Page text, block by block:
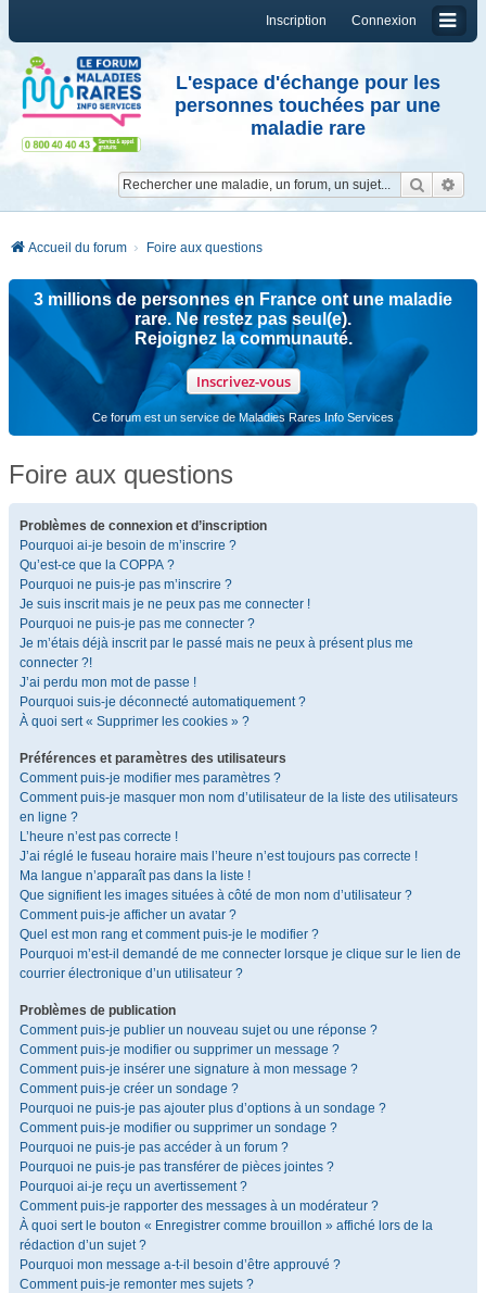
Connexion
Inscription
L'espace d'échange pour les
personnes touchées par une
maladie rare
Accueil du forum Foire aux questions
3 millions de personnes en France ont une maladie
rare. Ne restez pas seul(e).
Rejoignez la communauté.
Inscrivez-vous
Ce forum est un service de Maladies Rares Info Services
Foire aux questions
Problèmes de connexion et d’inscription
Pourquoi ai-je besoin de m’inscrire ?
Qu’est-ce que la COPPA ?
Pourquoi ne puis-je pas m’inscrire ?
Je suis inscrit mais je ne peux pas me connecter !
Pourquoi ne puis-je pas me connecter ?
Je m’étais déjà inscrit par le passé mais ne peux à présent plus me
connecter ?!
J’ai perdu mon mot de passe !
Pourquoi suis-je déconnecté automatiquement ?
À quoi sert « Supprimer les cookies » ?
Préférences et paramètres des utilisateurs
Comment puis-je modifier mes paramètres ?
Comment puis-je masquer mon nom d’utilisateur de la liste des utilisateurs
en ligne ?
L’heure n’est pas correcte !
J’ai réglé le fuseau horaire mais l’heure n’est toujours pas correcte !
Ma langue n’apparaît pas dans la liste !
Que signifient les images situées à côté de mon nom d’utilisateur ?
Comment puis-je afficher un avatar ?
Quel est mon rang et comment puis-je le modifier ?
Pourquoi m’est-il demandé de me connecter lorsque je clique sur le lien de
courrier électronique d’un utilisateur ?
Problèmes de publication
Comment puis-je publier un nouveau sujet ou une réponse ?
Comment puis-je modifier ou supprimer un message ?
Comment puis-je insérer une signature à mon message ?
Comment puis-je créer un sondage ?
Pourquoi ne puis-je pas ajouter plus d’options à un sondage ?
Comment puis-je modifier ou supprimer un sondage ?
Pourquoi ne puis-je pas accéder à un forum ?
Pourquoi ne puis-je pas transférer de pièces jointes ?
Pourquoi ai-je reçu un avertissement ?
Comment puis-je rapporter des messages à un modérateur ?
À quoi sert le bouton « Enregistrer comme brouillon » affiché lors de la
rédaction d’un sujet ?
Pourquoi mon message a-t-il besoin d’être approuvé ?
Comment puis-je remonter mes sujets ?